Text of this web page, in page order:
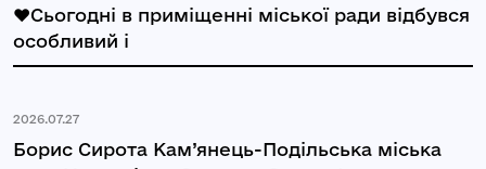
❤️Сьогодні в приміщенні міської ради відбувся
особливий і
2026.07.27
Борис Сирота Кам’янець-Подільська міська